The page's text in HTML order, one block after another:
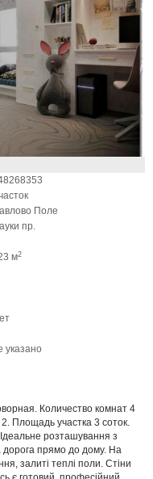
Поле
пр.
м2
указано
Количество комнат 4
Площадь участка 3 соток.
розташування з
прямо до дому. На
залиті теплі поли. Стіни